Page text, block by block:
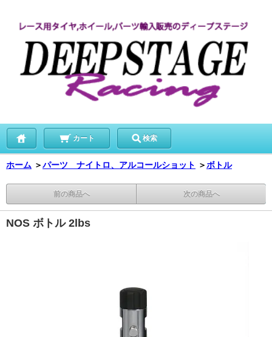
カート 検索
ホーム ＞パーツ ナイトロ、アルコールショット ＞ボトル
前の商品へ 次の商品へ
NOS ボトル 2lbs